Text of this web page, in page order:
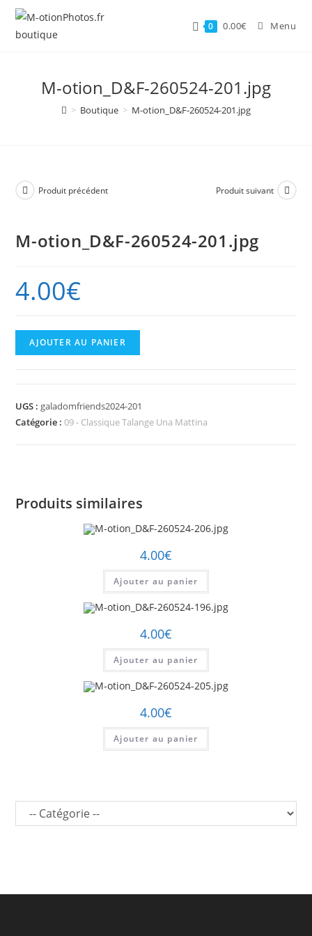
Skip
content
0 0.00€ Menu
M-otion_D&F-260524-201.jpg
> Boutique > M-otion_D&F-260524-201.jpg
Produit précédent Produit suivant
M-otion_D&F-260524-201.jpg
4.00€
quantité
de
260524-
201.jpg
AJOUTER AU PANIER
UGS : galadomfriends2024-201
Catégorie :09 - Classique Talange Una Mattina
Produits similaires
4.00€
Ajouter au panier
4.00€
Ajouter au panier
4.00€
Ajouter au panier